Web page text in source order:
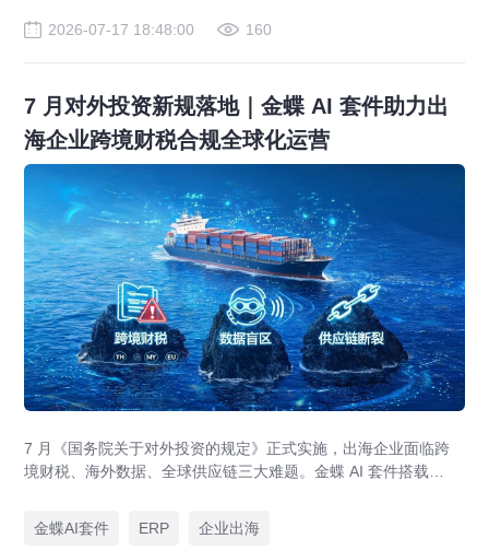
2026-07-17 18:48:00 160
7 月对外投资新规落地｜金蝶 AI 套件助力出
海企业跨境财税合规全球化运营
7 月《国务院关于对外投资的规定》正式实施，出海企业面临跨
境财税、海外数据、全球供应链三大难题。金蝶 AI 套件搭载
规、全球 ERP 可视、供应链智能风控，适配东南亚多国本地化经
营。
金蝶AI套件 ERP 企业出海